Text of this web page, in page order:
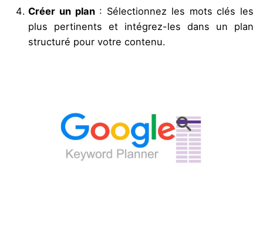
Créer un plan: Sélectionnez les mots clés les
plus pertinents et intégrez-les dans un plan
structuré pour votre contenu.